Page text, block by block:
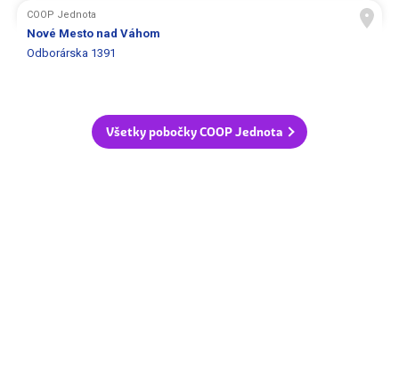
COOP Jednota
Nové Mesto nad Váhom
Odborárska 1391
Všetky pobočky COOP Jednota